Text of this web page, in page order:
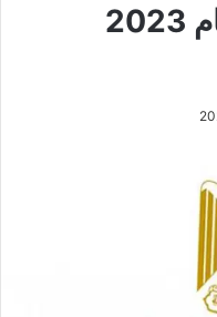
التقويم الدراسي للعام 2023